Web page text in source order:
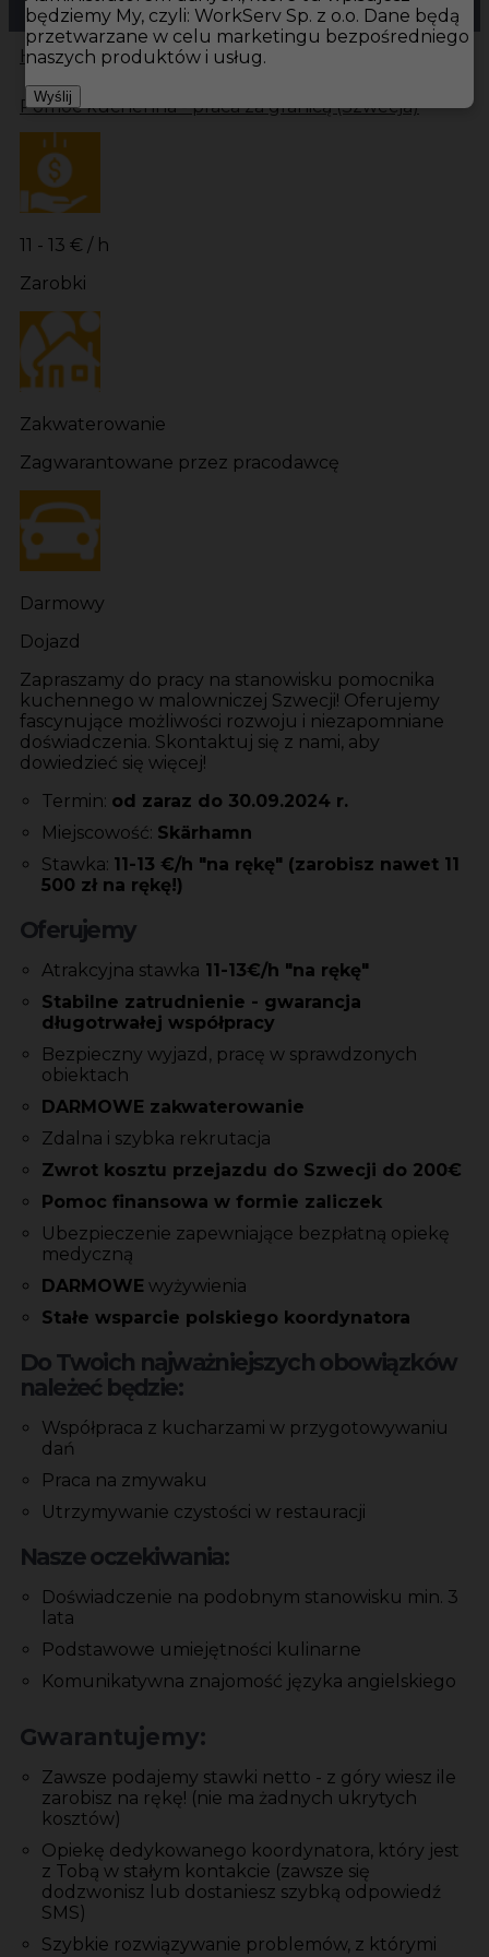
Hotistin Oferty pracyKuchnia Skärhamn
Pomoc kuchenna - praca za granicą (Szwecja)
11 - 13 € / h
Zarobki
Zakwaterowanie
Zagwarantowane przez pracodawcę
Darmowy
Dojazd
Zapraszamy do pracy na stanowisku pomocnika
kuchennego w malowniczej Szwecji! Oferujemy
fascynujące możliwości rozwoju i niezapomniane
doświadczenia. Skontaktuj się z nami, aby
dowiedzieć się więcej!
Termin: od zaraz do 30.09.2024 r.
Miejscowość: Skärhamn
Stawka: 11-13 €/h "na rękę" (zarobisz nawet 11
500 zł na rękę!)
Oferujemy
Atrakcyjna stawka 11-13€/h "na rękę"
Stabilne zatrudnienie - gwarancja
długotrwałej współpracy
Bezpieczny wyjazd, pracę w sprawdzonych
obiektach
DARMOWE zakwaterowanie
Zdalna i szybka rekrutacja
Zwrot kosztu przejazdu do Szwecji do 200€
Pomoc finansowa w formie zaliczek
Ubezpieczenie zapewniające bezpłatną opiekę
medyczną
DARMOWE wyżywienia
Stałe wsparcie polskiego koordynatora
Do Twoich najważniejszych obowiązków
należeć będzie:
Współpraca z kucharzami w przygotowywaniu
dań
Praca na zmywaku
Utrzymywanie czystości w restauracji
Nasze oczekiwania:
Doświadczenie na podobnym stanowisku min. 3
lata
Podstawowe umiejętności kulinarne
Komunikatywna znajomość języka angielskiego
Gwarantujemy:
Zawsze podajemy stawki netto - z góry wiesz ile
zarobisz na rękę! (nie ma żadnych ukrytych
kosztów)
Opiekę dedykowanego koordynatora, który jest
z Tobą w stałym kontakcie (zawsze się
dodzwonisz lub dostaniesz szybką odpowiedź
SMS)
Szybkie rozwiązywanie problemów, z którymi
będziemy My, czyli: WorkServ Sp. z o.o. Dane będą
przetwarzane w celu marketingu bezpośredniego
naszych produktów i usług.
Wyślij